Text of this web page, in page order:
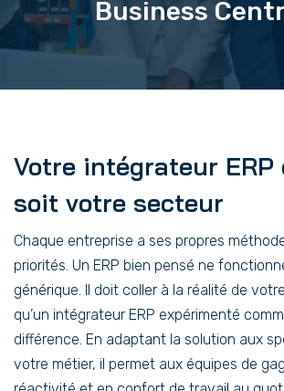
Business
Votre intégrateur ERP
soit votre secteur
Chaque entreprise a ses propres
priorités. Un ERP bien pensé ne
générique. Il doit coller à la réalité de
qu’un intégrateur ERP expérimenté
différence. En adaptant la solution aux
votre métier, il permet aux équipes de